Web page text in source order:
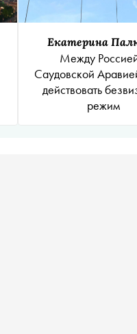
Екатерина
Между
Саудовской
действовать
режим